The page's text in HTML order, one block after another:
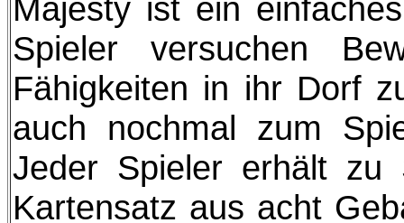
Majesty ist ein
Spieler versuchen
Fähigkeiten in ihr Dorf
auch nochmal zum
Jeder Spieler erhält zu
Kartensatz aus acht